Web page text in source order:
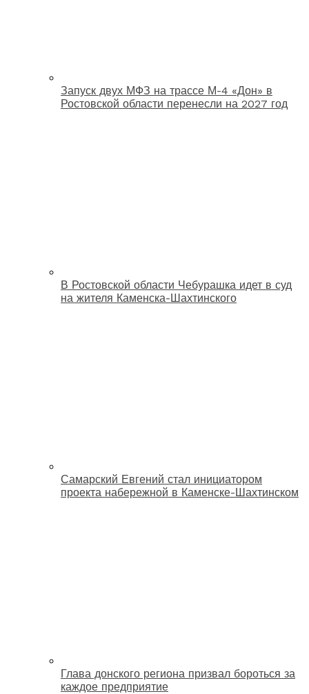
Запуск двух МФЗ на трассе М-4 «Дон» в
Ростовской области перенесли на 2027 год
В Ростовской области Чебурашка идет в суд
на жителя Каменска-Шахтинского
Самарский Евгений стал инициатором
проекта набережной в Каменске-Шахтинском
Глава донского региона призвал бороться за
каждое предприятие